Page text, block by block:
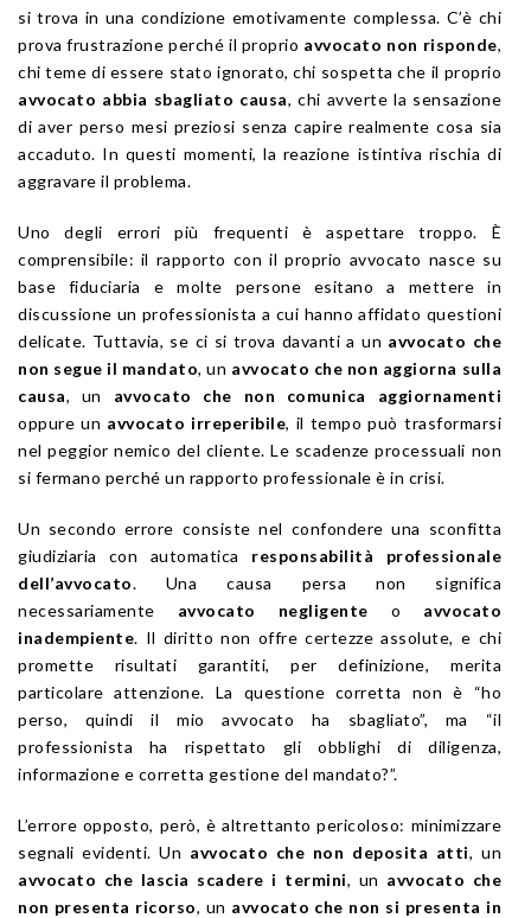
si trova in una condizione emotivamente complessa. C’è chi
prova frustrazione perché il proprio avvocato non risponde,
chi teme di essere stato ignorato, chi sospetta che il proprio
avvocato abbia sbagliato causa, chi avverte la sensazione
di aver perso mesi preziosi senza capire realmente cosa sia
accaduto. In questi momenti, la reazione istintiva rischia di
aggravare il problema.
Uno degli errori più frequenti è aspettare troppo. È
comprensibile: il rapporto con il proprio avvocato nasce su
base fiduciaria e molte persone esitano a mettere in
discussione un professionista a cui hanno affidato questioni
delicate. Tuttavia, se ci si trova davanti a un avvocato che
non segue il mandato, un avvocato che non aggiorna sulla
causa, un avvocato che non comunica aggiornamenti
oppure un avvocato irreperibile, il tempo può trasformarsi
nel peggior nemico del cliente. Le scadenze processuali non
si fermano perché un rapporto professionale è in crisi.
Un secondo errore consiste nel confondere una sconfitta
giudiziaria con automatica responsabilità professionale
dell’avvocato. Una causa persa non significa
necessariamente avvocato negligente o avvocato
inadempiente. Il diritto non offre certezze assolute, e chi
promette risultati garantiti, per definizione, merita
particolare attenzione. La questione corretta non è “ho
perso, quindi il mio avvocato ha sbagliato”, ma “il
professionista ha rispettato gli obblighi di diligenza,
informazione e corretta gestione del mandato?”.
L’errore opposto, però, è altrettanto pericoloso: minimizzare
segnali evidenti. Un avvocato che non deposita atti, un
avvocato che lascia scadere i termini, un avvocato che
non presenta ricorso, un avvocato che non si presenta in